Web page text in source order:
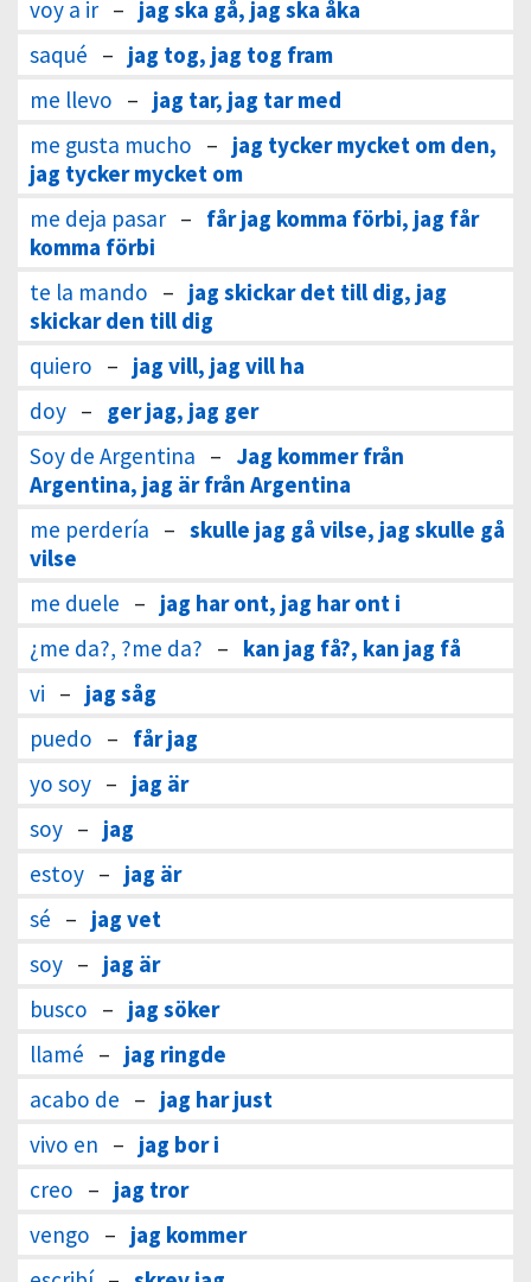
voy a ir – jag ska gå, jag ska åka
saqué – jag tog, jag tog fram
me llevo – jag tar, jag tar med
me gusta mucho – jag tycker mycket om den,
jag tycker mycket om
me deja pasar – får jag komma förbi, jag får
komma förbi
te la mando – jag skickar det till dig, jag
skickar den till dig
quiero – jag vill, jag vill ha
doy – ger jag, jag ger
Soy de Argentina – Jag kommer från
Argentina, jag är från Argentina
me perdería – skulle jag gå vilse, jag skulle gå
vilse
me duele – jag har ont, jag har ont i
¿me da?, ?me da? – kan jag få?, kan jag få
vi – jag såg
puedo – får jag
yo soy – jag är
soy – jag
estoy – jag är
sé – jag vet
soy – jag är
busco – jag söker
llamé – jag ringde
acabo de – jag har just
vivo en – jag bor i
creo – jag tror
vengo – jag kommer